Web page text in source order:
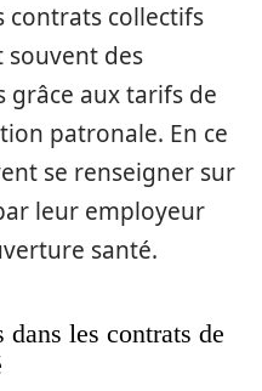
contrats collectifs
souvent des
grâce aux tarifs de
patronale. En ce
se renseigner sur
leur employeur
santé.
les contrats de